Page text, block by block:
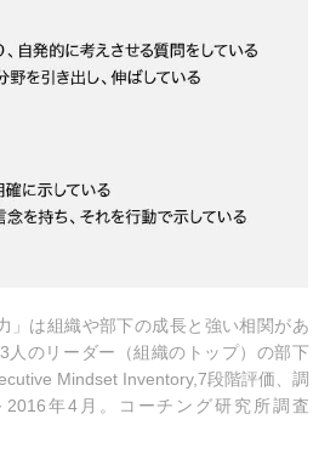
」は組織や部下の成長と強い相関があ
人のリーダー（組織のトップ）の部下
Mindset Inventory,7段階評価、調
年4月。コーチング研究所調査